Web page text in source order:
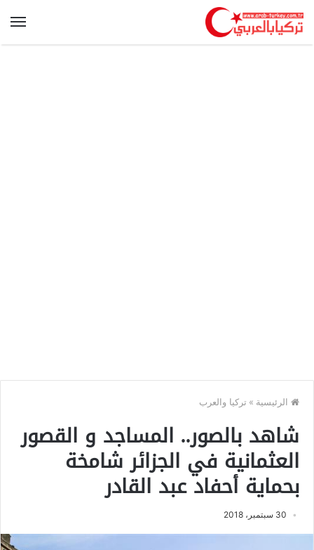
الرئيسية » تركيا والعرب
شاهد بالصور.. المساجد و القصور
العثمانية في الجزائر شامخة
بحماية أحفاد عبد القادر
30 سبتمبر، 2018